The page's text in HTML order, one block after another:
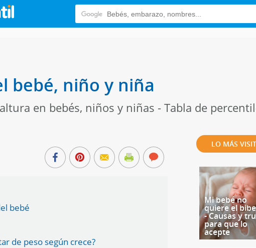
bebé, niño y niña
en bebés, niños y niñas - Tabla de
bebé
de peso según crece?
LO MÁS
Mi bebé no
quiere el
- Causas y
para que lo
acepte